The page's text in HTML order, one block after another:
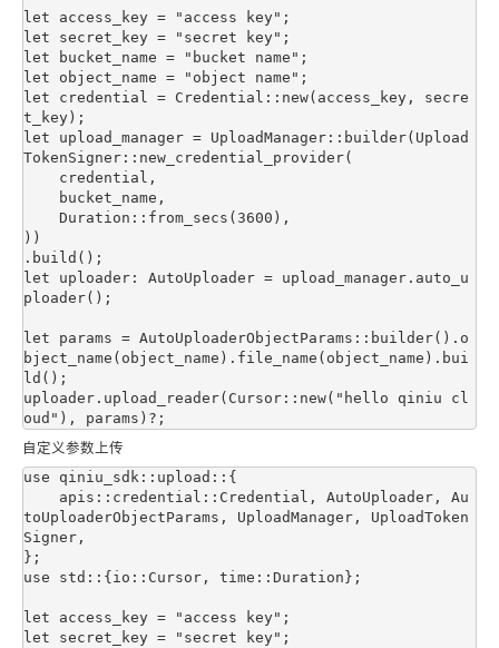
let access_key = "access key";
let secret_key = "secret key";
let bucket_name = "bucket name";
let object_name = "object name";
let credential = Credential::new(access_key, secre
t_key);
let upload_manager = UploadManager::builder(Upload
TokenSigner::new_credential_provider(
))
.build();
let uploader: AutoUploader = upload_manager.auto_u
ploader();
let params = AutoUploaderObjectParams::builder().o
bject_name(object_name).file_name(object_name).bui
ld();
uploader.upload_reader(Cursor::new("hello qiniu cl
自定义参数上传
use qiniu_sdk::upload::{
toUploaderObjectParams, UploadManager, UploadToken
Signer,
};
use std::{io::Cursor, time::Duration};
let access_key = "access key";
let secret_key = "secret key";